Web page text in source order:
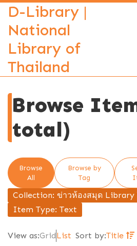
D-Library |
National
Library of
Thailand
Browse
total)
Browse
All
Browse by
Tag
Collection: ข่าวห้องสมุด Library
Item Type: Text
View as:GridList Sort by:Title